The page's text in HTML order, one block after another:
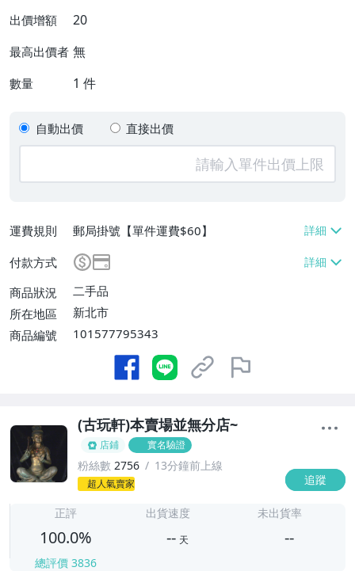
出價增額 20
最高出價者 無
數量 1 件
自動出價 直接出價
運費規則
郵局掛號【單件運費$60】
付款方式
商品狀況
二手品
所在地區
新北市
商品編號
101577795343
(古玩軒)本賣場並無分店~
店鋪 實名驗證
粉絲數 2756 13分鐘前上線
超人氣賣家 追蹤
正評
100.0%
總評價 3836
出貨速度
-- 天
未出貨率
--